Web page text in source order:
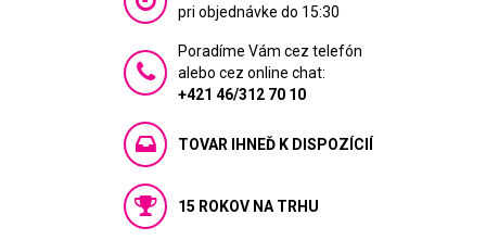
pri objednávke do 15:30
Poradíme Vám cez telefón
alebo cez online chat:
+421 46/312 70 10
TOVAR IHNEĎ K DISPOZÍCIÍ
15 ROKOV NA TRHU